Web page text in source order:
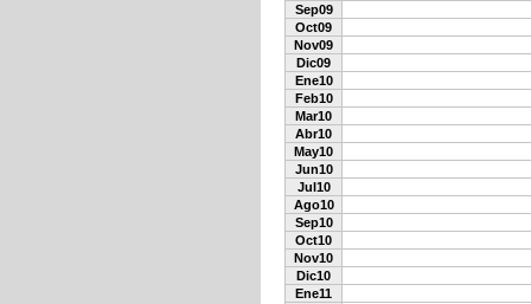
Sep09
Oct09
Nov09
Dic09
Ene10
Feb10
Mar10
Abr10
May10
Jun10
Jul10
Ago10
Sep10
Oct10
Nov10
Dic10
Ene11